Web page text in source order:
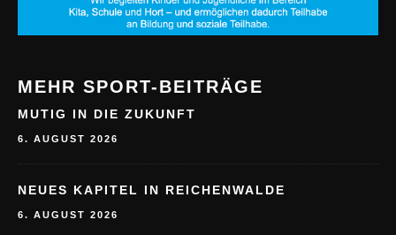
MEHR SPORT-BEITRÄGE
MUTIG IN DIE ZUKUNFT
6. AUGUST 2026
NEUES KAPITEL IN REICHENWALDE
6. AUGUST 2026